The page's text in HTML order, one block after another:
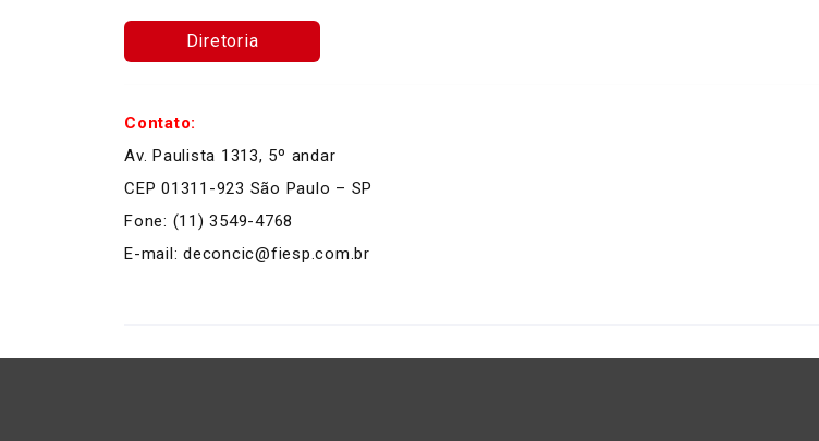
Diretoria
Contato:
Av. Paulista 1313, 5º andar
CEP 01311-923 São Paulo – SP
Fone: (11) 3549-4768
E-mail: deconcic@fiesp.com.br